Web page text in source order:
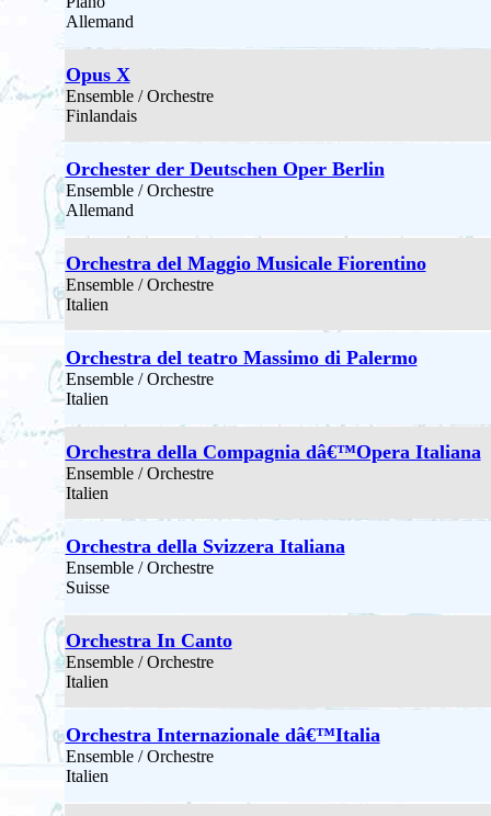
Allemand
Opus X
Ensemble / Orchestre
Finlandais
Orchester der Deutschen Oper Berlin
Ensemble / Orchestre
Allemand
Orchestra del Maggio Musicale Fiorentino
Ensemble / Orchestre
Italien
Orchestra del teatro Massimo di Palermo
Ensemble / Orchestre
Italien
Orchestra della Compagnia dâ€™Opera Italiana
Ensemble / Orchestre
Italien
Orchestra della Svizzera Italiana
Ensemble / Orchestre
Suisse
Orchestra In Canto
Ensemble / Orchestre
Italien
Orchestra Internazionale dâ€™Italia
Ensemble / Orchestre
Italien